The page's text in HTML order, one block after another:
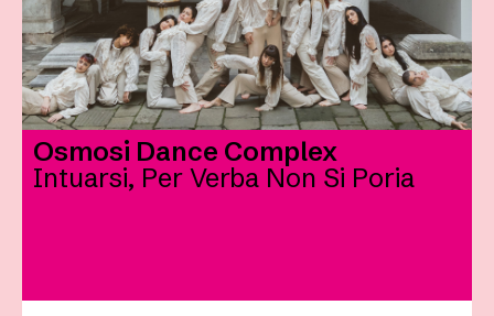
Osmosi Dance Complex
Intuarsi, Per Verba Non Si Poria